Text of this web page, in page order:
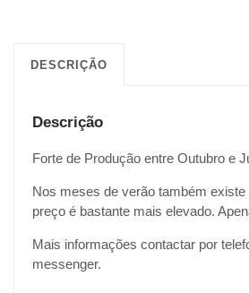
DESCRIÇÃO
Descrição
Forte de Produção entre Outubro e
Nos meses de verão também
preço é bastante mais elevado.
Mais informações contactar por
messenger.